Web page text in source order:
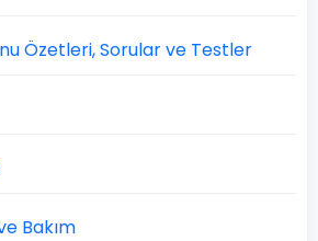
Özetleri, Sorular ve Testler
Bakım